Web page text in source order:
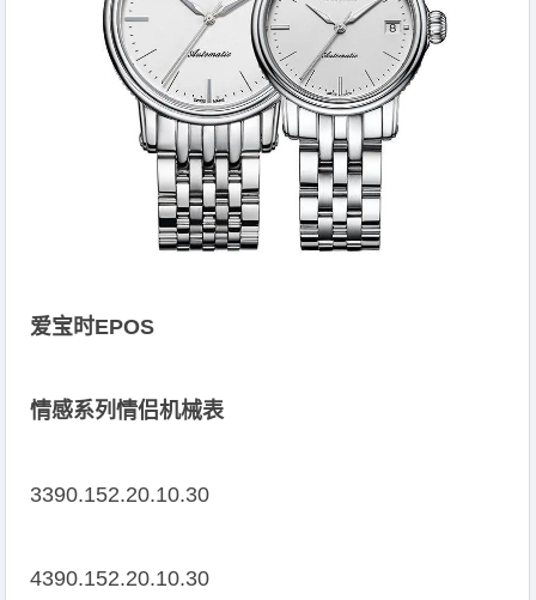
爱宝时EPOS
情感系列情侣机械表
3390.152.20.10.30
4390.152.20.10.30